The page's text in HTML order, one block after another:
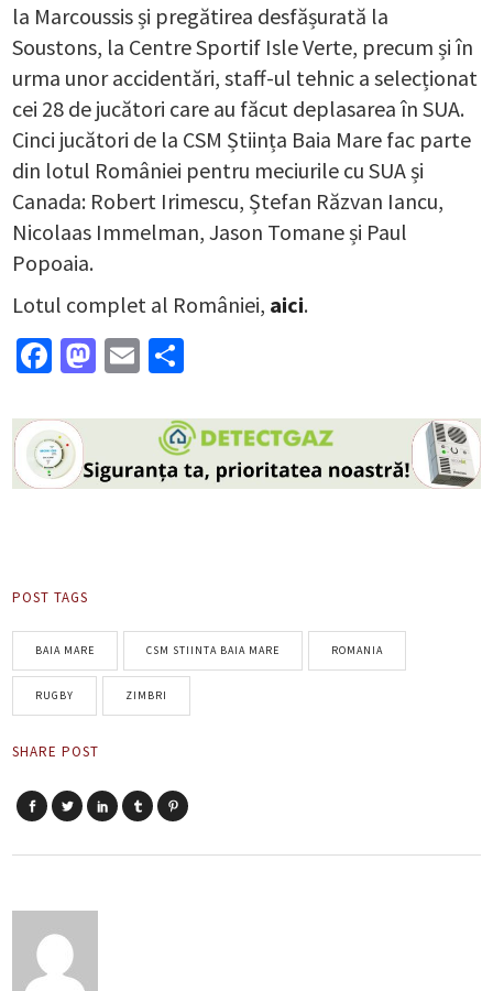
la Marcoussis și pregătirea desfășurată la
Soustons, la Centre Sportif Isle Verte, precum și în
urma unor accidentări, staff-ul tehnic a selecționat
cei 28 de jucători care au făcut deplasarea în SUA.
Cinci jucători de la CSM Știința Baia Mare fac parte
din lotul României pentru meciurile cu SUA și
Canada: Robert Irimescu, Ștefan Răzvan Iancu,
Nicolaas Immelman, Jason Tomane și Paul
Popoaia.
Lotul complet al României, aici.
Facebook
Mastodon
Email
POST TAGS
BAIA MARE CSM STIINTA BAIA MARE ROMANIA
RUGBY ZIMBRI
SHARE POST